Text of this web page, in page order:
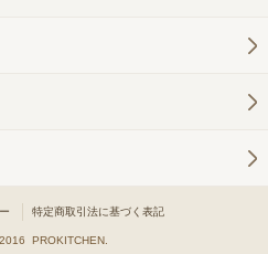
特定商取引法に基づく表記
PROKITCHEN.